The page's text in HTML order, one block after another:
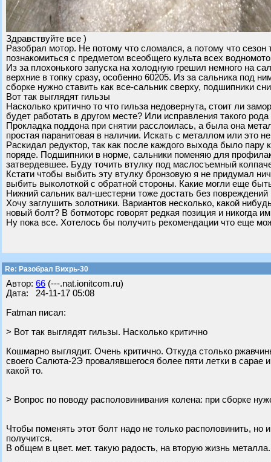
Здравствуйте все )
Разобрал мотор. Не потому что сломался, а потому что
познакомиться с предметом всеобщего культа всех
Из за плохонького запуска на холодную грешил немного на
верхние в топку сразу, особенно 60205. Из за сальника под
сборке нужно ставить как все-сальник сверху, подшипники
Вот так выглядят гильзы
Насколько критично то что гильза недовернута, стоит ли
будет работать в другом месте? Или исправления такого
Прокладка поддона при снятии расслоилась, а была она
простая паранитовая в наличии. Искать с металлом или это
Раскидал редуктор, так как после каждого выхода было
поряде. Подшипники в норме, сальники поменяю для
затвердевшее. Буду точить втулку под маслосъемный
Кстати чтобы выбить эту втулку бронзовую я не придумал
выбить выколоткой с обратной стороны. Какие могли еще
Нижний сальник вал-шестерни тоже достать без
Хочу заглушить золотники. Вариантов несколько, какой
новый болт? В ботмоторс говорят редкая позиция и никогда
Ну пока все. Хотелось бы получить рекомендации что еще
Re: Разобрал Вихрь-30
Автор: 66 (---.nat.ionitcom.ru)
Дата: 24-11-17 05:08
Fatman писал:
> Вот так выглядят гильзы. Насколько критично
Кошмарно выглядит. Очень критично. Откуда столько
своего Салюта-2Э провалявшегося более пяти летки в
какой то.
> Вопрос по поводу располовинивания колена: при сборке
Чтобы поменять этот болт надо не только располовинить, но
получится.
В общем в цвет. мет. такую радость, на вторую жизнь